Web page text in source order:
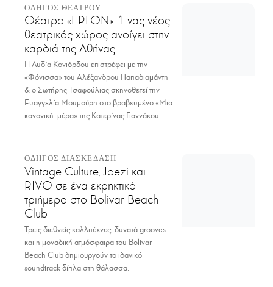
ΟΔΗΓΟΣ ΘΕΑΤΡΟΥ
Θέατρο «ΕΡΓΟΝ»: Ένας νέος
θεατρικός χώρος ανοίγει στην
καρδιά της Αθήνας
Η Λυδία Κονιόρδου επιστρέφει με την
«Φόνισσα» του Αλέξανδρου Παπαδιαμάντη
& ο Σωτήρης Τσαφούλιας σκηνοθετεί την
Ευαγγελία Μουμούρη στο βραβευμένο «Μια
κανονική μέρα» της Κατερίνας Γιαννάκου.
ΟΔΗΓΟΣ ΔΙΑΣΚΕΔΑΣΗ
Vintage Culture, Joezi και
RIVO σε ένα εκρηκτικό
τριήμερο στο Bolivar Beach
Club
Τρεις διεθνείς καλλιτέχνες, δυνατά grooves
και η μοναδική ατμόσφαιρα του Bolivar
Beach Club δημιουργούν το ιδανικό
soundtrack δίπλα στη θάλασσα.